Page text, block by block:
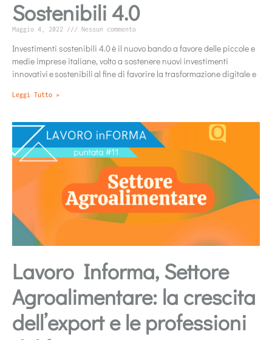
Sostenibili 4.0
Maggio 4, 2022 Nessun commento
Investimenti sostenibili 4.0 è il nuovo bando a favore delle piccole e
medie imprese italiane, volto a sostenere nuovi investimenti
innovativi e sostenibili al fine di favorire la trasformazione digitale e
Leggi Tutto »
Lavoro Informa, Settore
Agroalimentare: la crescita
dell’export e le professioni